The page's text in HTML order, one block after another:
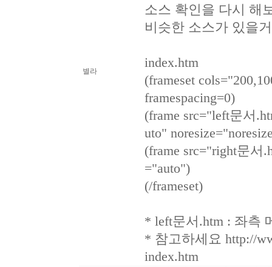
별라
소스 확인을 다시 해
비슷한 소스가 있을
index.htm
(frameset
framespacing=0)
(frame src="left문서
uto"
(frame src="right문서
="auto")
(/frameset)
* left문서.htm : 좌측
* 참고하세요 http://
index.htm